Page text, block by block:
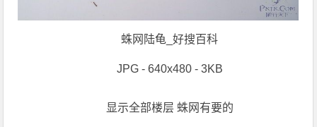
蛛网陆龟_好搜百科
JPG - 640x480 - 3KB
显示全部楼层 蛛网有要的